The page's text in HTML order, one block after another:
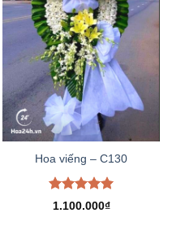
Hoa viếng – C130
Được xếp
1.100.000₫